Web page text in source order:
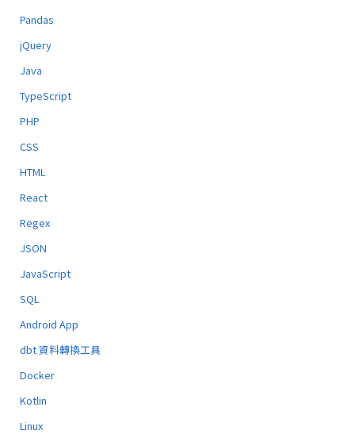
Pandas
jQuery
Java
TypeScript
PHP
CSS
HTML
React
Regex
JSON
JavaScript
SQL
Android App
dbt 資料轉換工具
Docker
Kotlin
Linux